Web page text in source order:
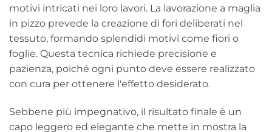
motivi intricati nei loro lavori. La lavorazione a maglia
in pizzo prevede la creazione di fori deliberati nel
tessuto, formando splendidi motivi come fiori o
foglie. Questa tecnica richiede precisione e
pazienza, poiché ogni punto deve essere realizzato
con cura per ottenere l'effetto desiderato.
Sebbene più impegnativo, il risultato finale è un
capo leggero ed elegante che mette in mostra la